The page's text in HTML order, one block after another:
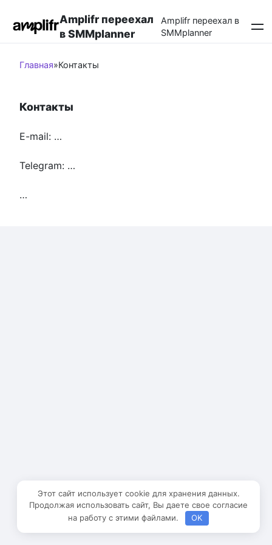
контенту
Amplifr переехал
в SMMplanner
Amplifr переехал в
SMMplanner
Главная»Контакты
Контакты
E-mail: …
Telegram: …
…
Этот сайт использует cookie для хранения данных.
Продолжая использовать сайт, Вы даете свое согласие
на работу с этими файлами.
OK